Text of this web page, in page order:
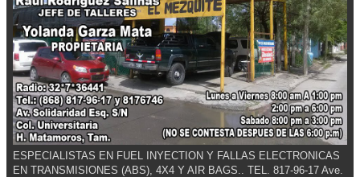
ESPECIALISTAS EN FUEL INYECTION Y FALLAS ELECTRONICAS
EN TRANSMISIONES (ABS), 4X4 Y AIR BAGS.. TEL. 817-96-17 Ave.